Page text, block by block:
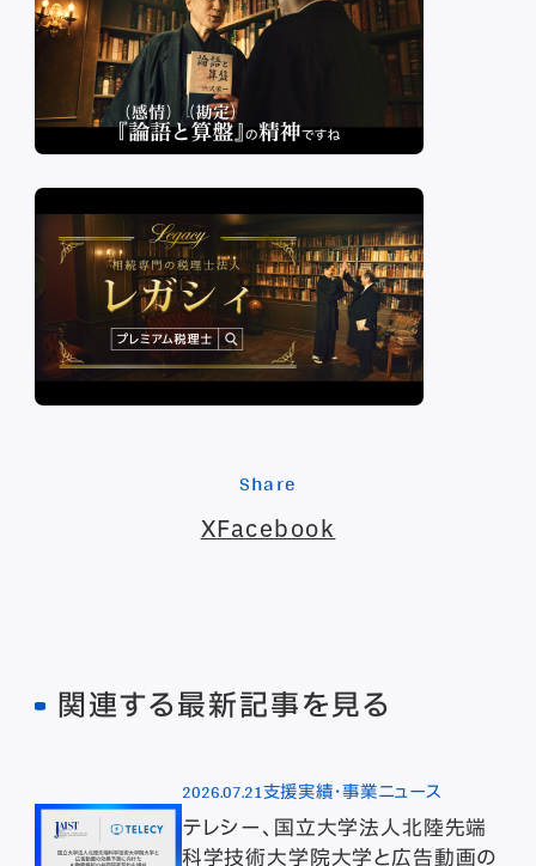
Share
XFacebook
関連する最新記事を見る
2026.07.21支援実績・事業ニュース
テレシー、国立大学法人北陸先端
科学技術大学院大学と広告動画の